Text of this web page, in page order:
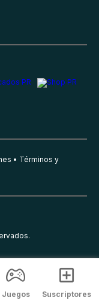
Términos y
Juegos Suscriptores